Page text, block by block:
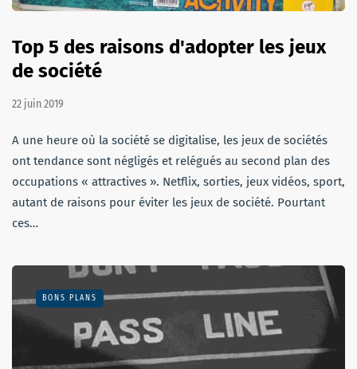
Top 5 des raisons d'adopter les jeux
de société
22 juin 2019
A une heure où la société se digitalise, les jeux de sociétés
ont tendance sont négligés et relégués au second plan des
occupations « attractives ». Netflix, sorties, jeux vidéos, sport,
autant de raisons pour éviter les jeux de société. Pourtant
ces…
BONS PLANS